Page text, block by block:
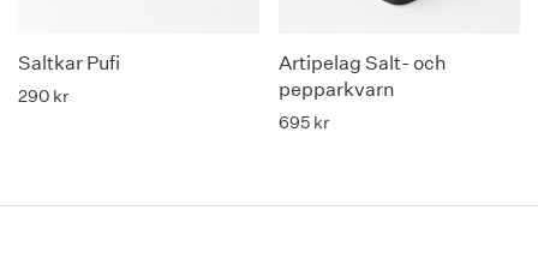
Saltkar Pufi
290 kr
Artipelag Salt- och
pepparkvarn
695 kr